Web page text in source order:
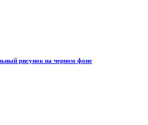
рисунок на черном фоне